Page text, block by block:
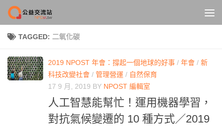
Skip to content
TAGGED: 二氧化碳
2019 NPOST 年會：撐起一個地球的好事 / 年會 / 新
科技改變社會 / 管理營運 / 自然保育
17 9 月, 2019 BY NPOST 編輯室
人工智慧能幫忙！運用機器學習，
對抗氣候變遷的 10 種方式／2019